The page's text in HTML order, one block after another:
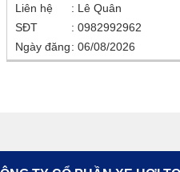
Liên hệ
Lê Quân
SĐT
0982992962
Ngày đăng
06/08/2026